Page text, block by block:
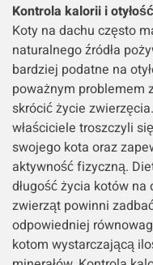
Kontrola kalorii i otyłość
Koty na dachu często
naturalnego źródła
bardziej podatne na
poważnym problemem
skrócić życie
właściciele troszczyli
swojego kota oraz
aktywność fizyczną.
długość życia kotów na
zwierząt powinni
odpowiedniej
kotom wystarczającą